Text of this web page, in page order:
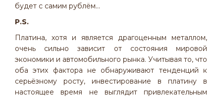
будет с самим рублём...
P.S.
Платина, хотя и является драгоценным металлом,
очень сильно зависит от состояния мировой
экономики и автомобильного рынка. Учитывая то, что
оба этих фактора не обнаруживают тенденций к
серьёзному росту, инвестирование в платину в
настоящее время не выглядит привлекательным